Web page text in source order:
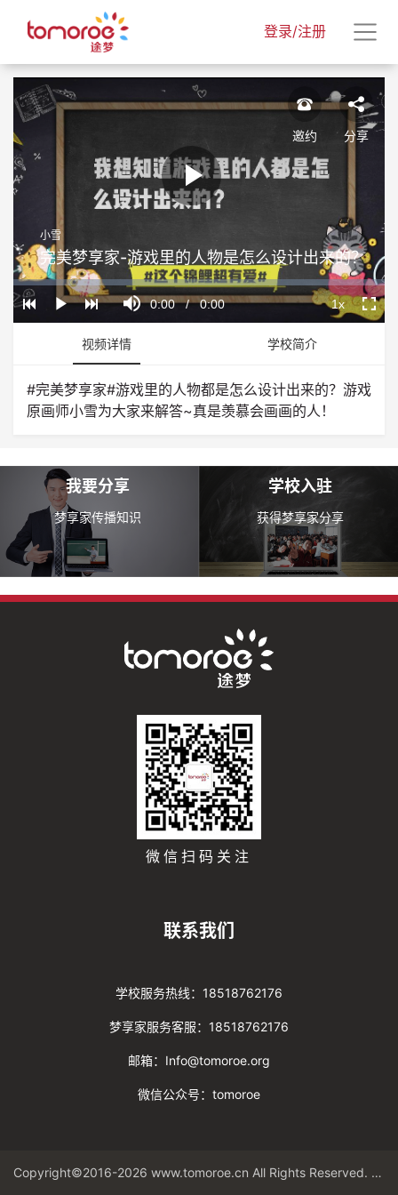
登录/注册
Play
Video
Play
Mute
Current
0:00 / Duration
0:00
Loaded:
0%
Progress:
0%
Playback
Rate
1x
小雪
完美梦享家-游戏里的人物是怎么设计出来的？
邀约 分享
视频详情 学校简介
#完美梦享家#游戏里的人物都是怎么设计出来的？游戏
原画师小雪为大家来解答~真是羡慕会画画的人！
我要分享
梦享家传播知识
学校入驻
获得梦享家分享
微信扫码关注
联系我们
学校服务热线：18518762176
梦享家服务客服：18518762176
邮箱：Info@tomoroe.org
微信公众号：tomoroe
Copyright©2016-2026 www.tomoroe.cn All Rights Reserved. 途梦 版权所有